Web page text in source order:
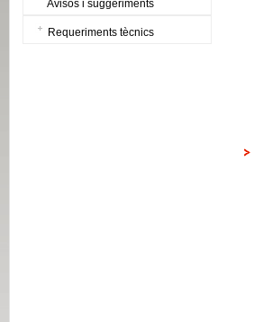
Avisos i suggeriments
Requeriments tècnics